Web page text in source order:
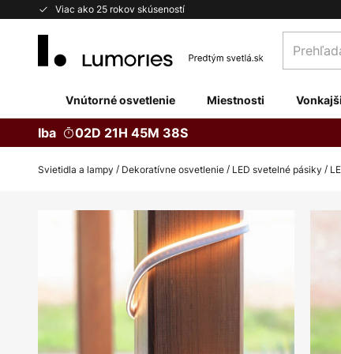
Viac ako 25 rokov skúseností
Skip
obchod
Vnútorné osvetlenie Miestnosti
Iba 02D 21H 45M 38S
Svietidla a lampy Dekoratívne osvetlenie LED svetelné pásiky
obrázkov